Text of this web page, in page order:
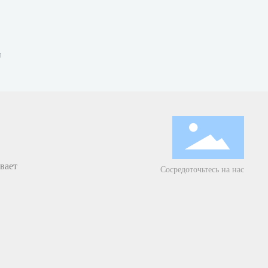
Сосредоточьтесь на нас